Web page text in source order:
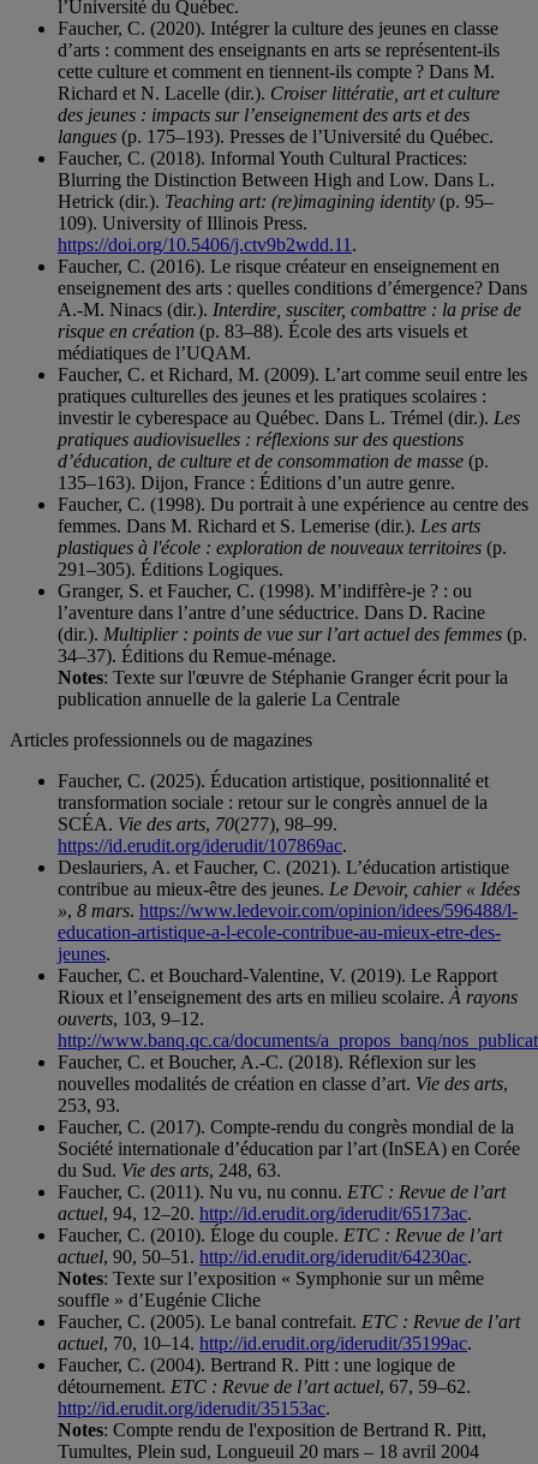
l’Université du Québec.
Faucher, C. (2020). Intégrer la culture des jeunes en classe
d’arts : comment des enseignants en arts se représentent-ils
cette culture et comment en tiennent-ils compte ? Dans M.
Richard et N. Lacelle (dir.). Croiser littératie, art et culture
des jeunes : impacts sur l’enseignement des arts et des
langues (p. 175–193). Presses de l’Université du Québec.
Faucher, C. (2018). Informal Youth Cultural Practices:
Blurring the Distinction Between High and Low. Dans L.
Hetrick (dir.). Teaching art: (re)imagining identity (p. 95–
109). University of Illinois Press.
https://doi.org/10.5406/j.ctv9b2wdd.11 .
Faucher, C. (2016). Le risque créateur en enseignement en
enseignement des arts : quelles conditions d’émergence? Dans
A.-M. Ninacs (dir.). Interdire, susciter, combattre : la prise de
risque en création (p. 83–88). École des arts visuels et
médiatiques de l’UQAM.
Faucher, C. et Richard, M. (2009). L’art comme seuil entre les
pratiques culturelles des jeunes et les pratiques scolaires :
investir le cyberespace au Québec. Dans L. Trémel (dir.). Les
pratiques audiovisuelles : réflexions sur des questions
d’éducation, de culture et de consommation de masse (p.
135–163). Dijon, France : Éditions d’un autre genre.
Faucher, C. (1998). Du portrait à une expérience au centre des
femmes. Dans M. Richard et S. Lemerise (dir.). Les arts
plastiques à l'école : exploration de nouveaux territoires (p.
291–305). Éditions Logiques.
Granger, S. et Faucher, C. (1998). M’indiffère-je ? : ou
l’aventure dans l’antre d’une séductrice. Dans D. Racine
(dir.). Multiplier : points de vue sur l’art actuel des femmes (p.
34–37). Éditions du Remue-ménage.
Notes: Texte sur l'œuvre de Stéphanie Granger écrit pour la
publication annuelle de la galerie La Centrale
Articles professionnels ou de magazines
Faucher, C. (2025). Éducation artistique, positionnalité et
transformation sociale : retour sur le congrès annuel de la
SCÉA. Vie des arts, 70(277), 98–99.
https://id.erudit.org/iderudit/107869ac.
Deslauriers, A. et Faucher, C. (2021). L’éducation artistique
contribue au mieux-être des jeunes. Le Devoir, cahier « Idées
», 8 mars. https://www.ledevoir.com/opinion/idees/596488/l-
education-artistique-a-l-ecole-contribue-au-mieux-etre-des-
jeunes.
Faucher, C. et Bouchard-Valentine, V. (2019). Le Rapport
Rioux et l’enseignement des arts en milieu scolaire. À rayons
ouverts, 103, 9–12.
http://www.banq.qc.ca/documents/a_propos_banq/
Faucher, C. et Boucher, A.-C. (2018). Réflexion sur les
nouvelles modalités de création en classe d’art. Vie des arts,
253, 93.
Faucher, C. (2017). Compte-rendu du congrès mondial de la
Société internationale d’éducation par l’art (InSEA) en Corée
du Sud. Vie des arts, 248, 63.
Faucher, C. (2011). Nu vu, nu connu. ETC : Revue de l’art
actuel, 94, 12–20. http://id.erudit.org/iderudit/65173ac.
Faucher, C. (2010). Éloge du couple. ETC : Revue de l’art
actuel, 90, 50–51. http://id.erudit.org/iderudit/64230ac.
Notes: Texte sur l’exposition « Symphonie sur un même
souffle » d’Eugénie Cliche
Faucher, C. (2005). Le banal contrefait. ETC : Revue de l’art
actuel, 70, 10–14. http://id.erudit.org/iderudit/35199ac.
Faucher, C. (2004). Bertrand R. Pitt : une logique de
détournement. ETC : Revue de l’art actuel, 67, 59–62.
http://id.erudit.org/iderudit/35153ac.
Notes: Compte rendu de l'exposition de Bertrand R. Pitt,
Tumultes, Plein sud, Longueuil 20 mars – 18 avril 2004